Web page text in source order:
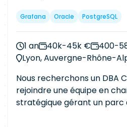
Grafana Oracle PostgreSQL
1 an 40k-45k €
400-
Lyon, Auvergne-Rhône-
Nous recherchons un DBA
rejoindre une équipe en
stratégique gérant un parc